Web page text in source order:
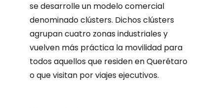
se desarrolle un modelo comercial
denominado clústers. Dichos clústers
agrupan cuatro zonas industriales y
vuelven más práctica la movilidad para
todos aquellos que residen en Querétaro
o que visitan por viajes ejecutivos.